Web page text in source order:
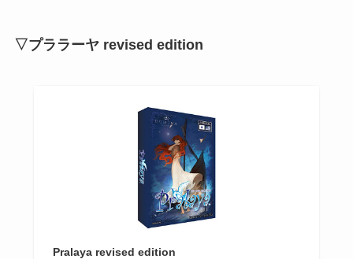
▽プララーヤ revised edition
Pralaya revised edition